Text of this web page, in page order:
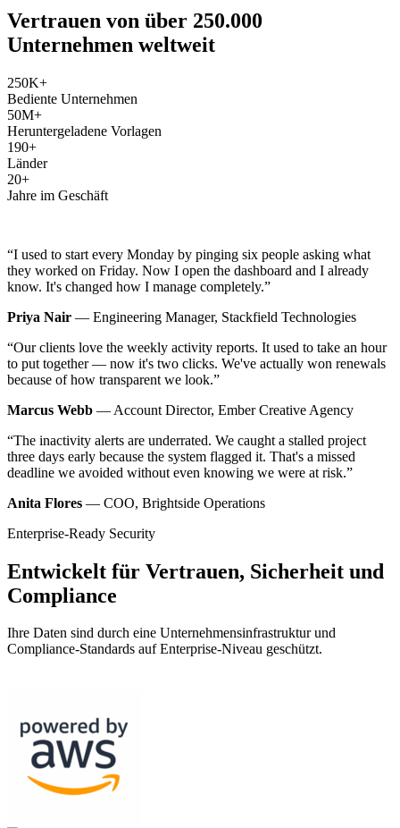
Vertrauen von über 250.000
Unternehmen weltweit
250K+
Bediente Unternehmen
50M+
Heruntergeladene Vorlagen
190+
Länder
20+
Jahre im Geschäft
“I used to start every Monday by pinging six people asking what
they worked on Friday. Now I open the dashboard and I already
know. It's changed how I manage completely.”
Priya Nair — Engineering Manager, Stackfield Technologies
“Our clients love the weekly activity reports. It used to take an hour
to put together — now it's two clicks. We've actually won renewals
because of how transparent we look.”
Marcus Webb — Account Director, Ember Creative Agency
“The inactivity alerts are underrated. We caught a stalled project
three days early because the system flagged it. That's a missed
deadline we avoided without even knowing we were at risk.”
Anita Flores — COO, Brightside Operations
Enterprise-Ready Security
Entwickelt für Vertrauen, Sicherheit und
Compliance
Ihre Daten sind durch eine Unternehmensinfrastruktur und
Compliance-Standards auf Enterprise-Niveau geschützt.